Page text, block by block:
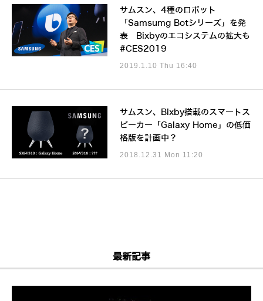
サムスン、4種のロボット
「Samsumg Botシリーズ」を発
表 Bixbyのエコシステムの拡大も
#CES2019
2019.1.10 Thu 16:40
サムスン、Bixby搭載のスマートス
ピーカー「Galaxy Home」の低価
格版を計画中？
2018.12.31 Mon 11:20
最新記事